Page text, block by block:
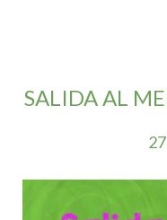
SALIDA AL
27